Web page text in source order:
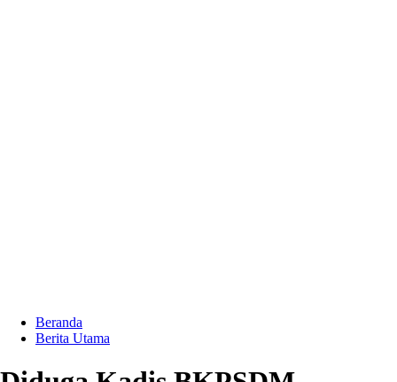
Beranda
Berita Utama